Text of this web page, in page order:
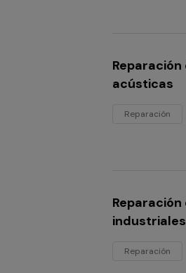
acústicas
Reparación
industriales
Reparación